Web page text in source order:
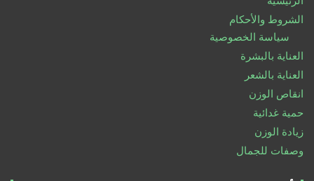
الشروط والأحكام
سياسة الخصوصية
العناية بالبشرة
العناية بالشعر
انقاص الوزن
حمية غدائية
زيادة الوزن
وصفات للجمال